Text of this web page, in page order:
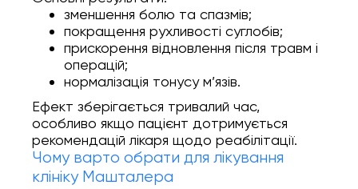
зменшення болю та спазмів;
покращення рухливості суглобів;
прискорення відновлення після травм і
операцій;
нормалізація тонусу м’язів.
Ефект зберігається тривалий час,
особливо якщо пацієнт дотримується
рекомендацій лікаря щодо реабілітації.
Чому варто обрати для лікування
клініку Машталера